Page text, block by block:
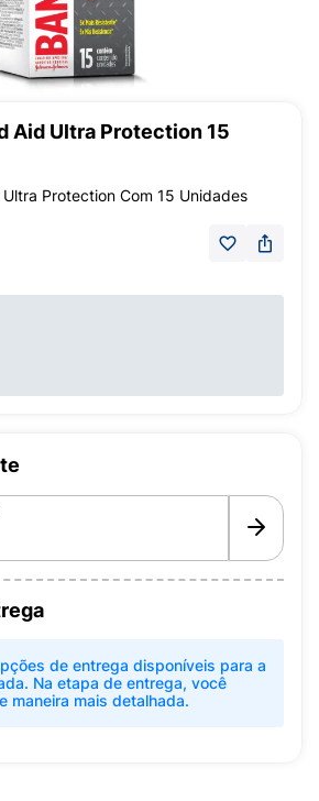
Aid Ultra Protection 15
Protection Com 15 Unidades
de entrega disponíveis para a
Na etapa de entrega, você
maneira mais detalhada.